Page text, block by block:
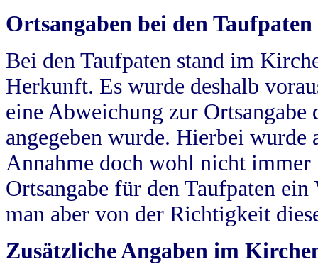
Ortsangaben bei den Taufpaten
Bei den Taufpaten stand im
Herkunft. Es wurde deshalb
eine Abweichung zur
angegeben wurde. Hierbei wurde
Annahme doch wohl nicht
Ortsangabe für den Taufpaten
man aber von der Richtigkeit
Zusätzliche Angaben im